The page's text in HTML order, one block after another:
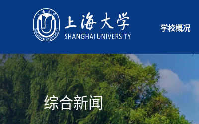
学校概况
综合新闻